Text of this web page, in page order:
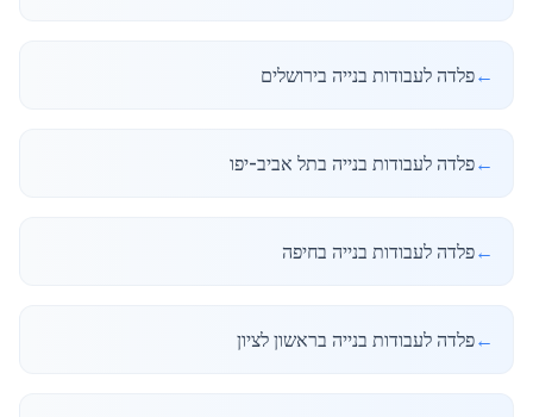
←פלדה לעבודות בנייה בירושלים
←פלדה לעבודות בנייה בתל אביב-יפו
←פלדה לעבודות בנייה בחיפה
←פלדה לעבודות בנייה בראשון לציון